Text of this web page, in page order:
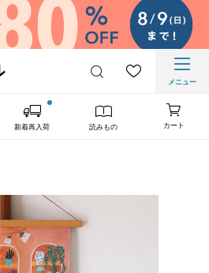
メニュー
新着再入荷 読みもの カート